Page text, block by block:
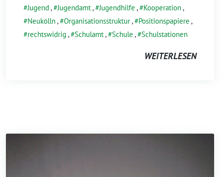
Jugend , Jugendamt, Jugendhilfe , Kooperation,
Neukölln, Organisationsstruktur, Positionspapiere ,
rechtswidrig , Schulamt, Schule , Schulstationen
WEITERLESEN